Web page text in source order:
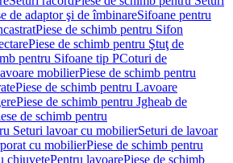
de adaptor şi de îmbinareSifoane pentru
Piese de schimb pentru Sifon
Piese de schimb pentru Ştuţ de
pentru Sifoane tip PCoturi de
mobilierPiese de schimb pentru
Piese de schimb pentru Lavoare
Piese de schimb pentru Jgheab de
de schimb pentru
Seturi lavoar cu mobilierSeturi de lavoar
cu mobilierPiese de schimb pentru
chiuvetePentru lavoarePiese de schimb